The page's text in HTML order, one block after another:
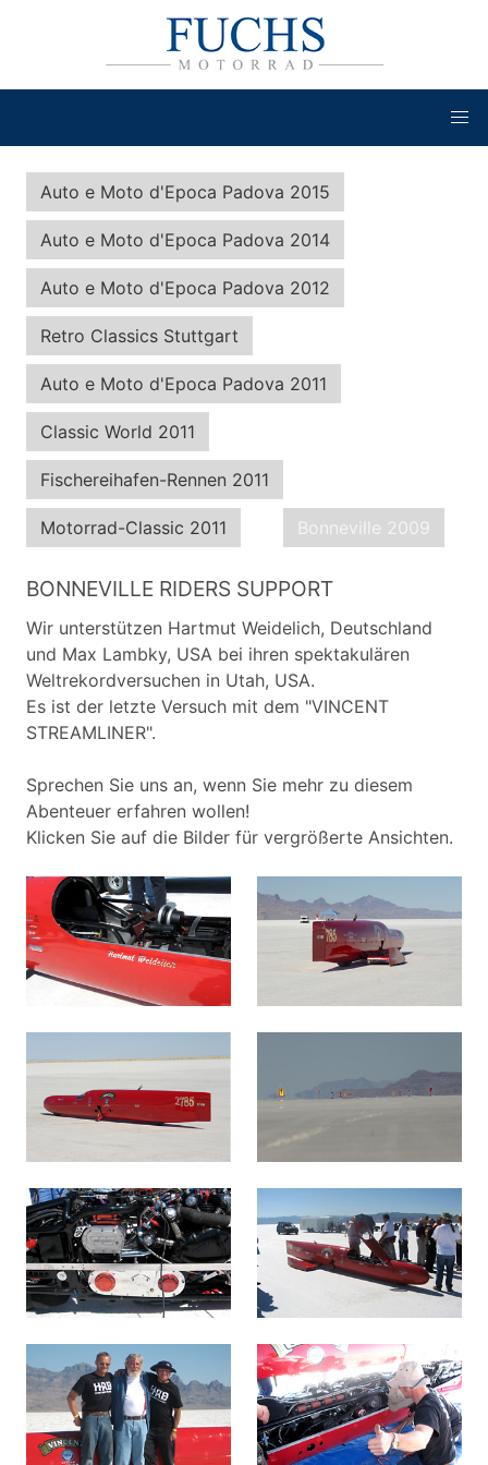
Auto e Moto d'Epoca Padova 2015
Auto e Moto d'Epoca Padova 2014
Auto e Moto d'Epoca Padova 2012
Retro Classics Stuttgart
Auto e Moto d'Epoca Padova 2011
Classic World 2011
Fischereihafen-Rennen 2011
Motorrad-Classic 2011 Bonneville 2009
BONNEVILLE RIDERS SUPPORT
Wir unterstützen Hartmut Weidelich, Deutschland
und Max Lambky, USA bei ihren spektakulären
Weltrekordversuchen in Utah, USA.
Es ist der letzte Versuch mit dem "VINCENT
STREAMLINER".
Sprechen Sie uns an, wenn Sie mehr zu diesem
Abenteuer erfahren wollen!
Klicken Sie auf die Bilder für vergrößerte Ansichten.